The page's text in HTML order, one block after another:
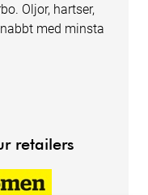
Oljor, hartser,
med minsta
retailers